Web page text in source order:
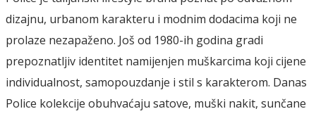
dizajnu, urbanom karakteru i modnim dodacima koji ne
prolaze nezapaženo. Još od 1980-ih godina gradi
prepoznatljiv identitet namijenjen muškarcima koji cijene
individualnost, samopouzdanje i stil s karakterom. Danas
Police kolekcije obuhvaćaju satove, muški nakit, sunčane